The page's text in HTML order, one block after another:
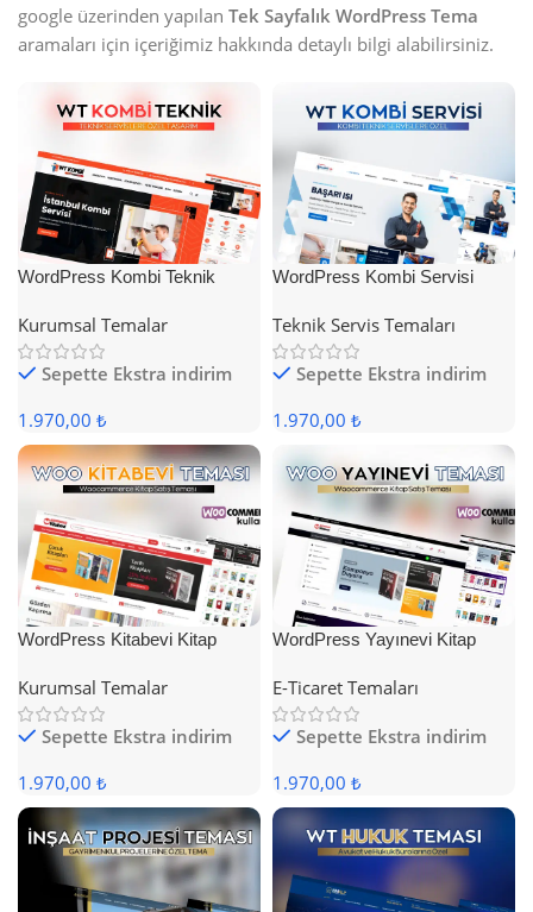
google üzerinden yapılan Tek Sayfalık WordPress Tema
aramaları için içeriğimiz hakkında detaylı bilgi alabilirsiniz.
WordPress Kombi Teknik
Kurumsal Temalar
Sepette Ekstra indirim
1.970,00 ₺
WordPress Kombi Servisi
Teknik Servis Temaları
Sepette Ekstra indirim
1.970,00 ₺
WordPress Kitabevi Kitap
Kurumsal Temalar
Sepette Ekstra indirim
1.970,00 ₺
WordPress Yayınevi Kitap
E-Ticaret Temaları
Sepette Ekstra indirim
1.970,00 ₺